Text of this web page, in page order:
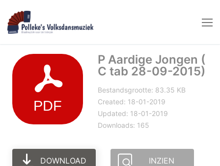
inhoud
P Aardige Jongen (
C tab 28-09-2015)
Bestandsgrootte: 83.35 KB
Created: 18-01-2019
Updated: 18-01-2019
Downloads: 165
DOWNLOAD INZIEN